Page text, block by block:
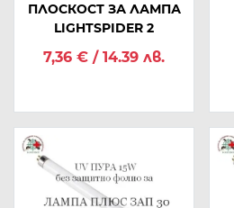
ПЛОСКОСТ ЗА ЛАМПА
LIGHTSPIDER 2
7,36 € / 14.39 лв.